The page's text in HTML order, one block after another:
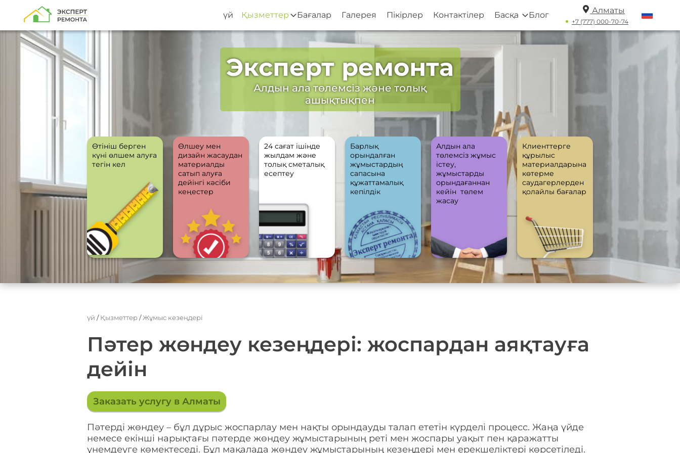
үй Қызметтер Бағалар Галерея Пікірлер Контактілер Басқа Блог Алматы
+7 (777) 000-70-74
Эксперт ремонта
Алдын ала төлемсіз және толық
ашықтықпен
Өтініш берген
күні өлшем алуға
тегін кел
Өлшеу мен
дизайн жасаудан
материалды
сатып алуға
дейінгі кәсіби
кеңестер
24 сағат ішінде
жылдам және
толық сметалық
есептеу
Барлық
орындалған
жұмыстардың
сапасына
құжаттамалық
кепілдік
Алдын ала
төлемсіз жұмыс
істеу,
жұмыстарды
орындағаннан
кейін төлем
жасау
Клиенттерге
құрылыс
материалдарына
көтерме
саудагерлерден
қолайлы бағалар
үй /Қызметтер/Жұмыс кезеңдері
Пәтер жөндеу кезеңдері: жоспардан аяқтауға
дейін
Заказать услугу в Алматы
Пәтерді жөндеу – бұл дұрыс жоспарлау мен нақты орындауды талап ететін күрделі процесс. Жаңа үйде
немесе екінші нарықтағы пәтерде жөндеу жұмыстарының реті мен жоспары уақыт пен қаражатты
үнемдеуге көмектеседі. Бұл мақалада жөндеу жұмыстарының кезеңдері мен ерекшеліктері көрсетіледі.